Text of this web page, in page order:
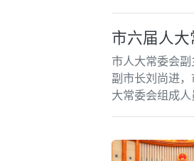
市六届人
市人大常委会
副市长刘尚进
大常委会组成